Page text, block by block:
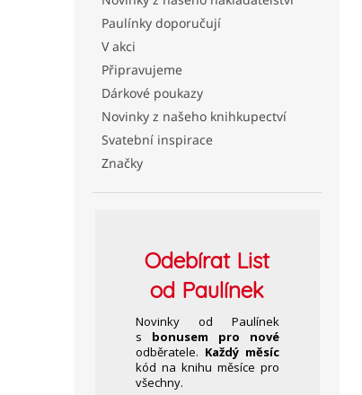
Paulínky doporučují
V akci
Připravujeme
Dárkové poukazy
Novinky z našeho knihkupectví
Svatební inspirace
Značky
OdebíratList
od Paulínek
Novinky od Paulínek
s bonusem pro nové
odběratele. Každý měsíc
kód na knihu měsíce pro
všechny.